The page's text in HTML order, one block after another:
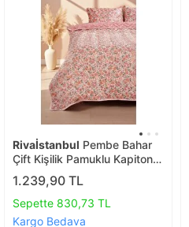
Rivaİstanbul Pembe Bahar
Çift Kişilik Pamuklu Kapitone
Pike & Yatak Örtüsü
1.239,90 TL
Sepette 830,73 TL
Kargo Bedava